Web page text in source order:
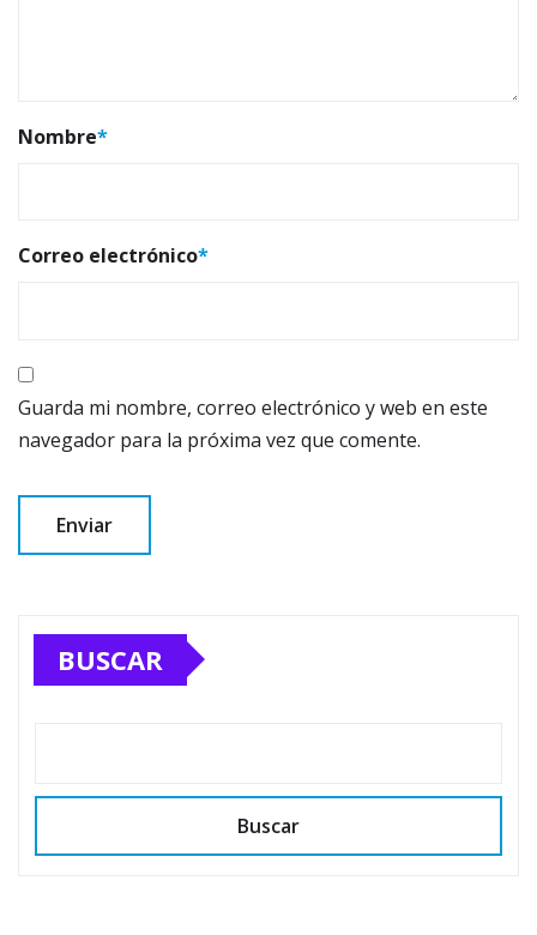
Nombre*
Correo electrónico*
Guarda mi nombre, correo electrónico y web en este
navegador para la próxima vez que comente.
BUSCAR
Buscar